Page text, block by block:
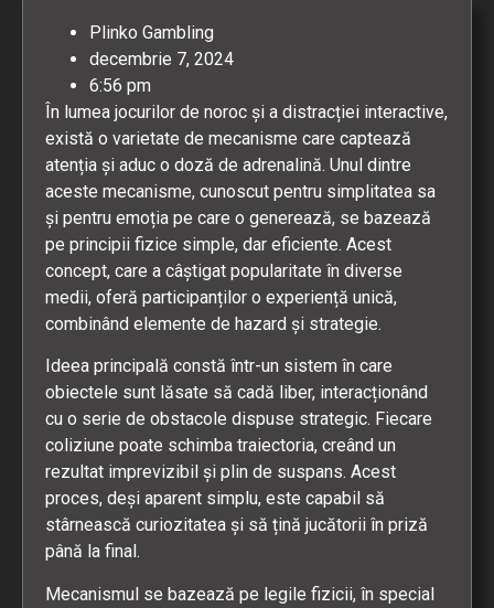
Plinko Gambling
decembrie 7, 2024
6:56 pm
În lumea jocurilor de noroc și a distracției interactive,
există o varietate de mecanisme care captează
atenția și aduc o doză de adrenalină. Unul dintre
aceste mecanisme, cunoscut pentru simplitatea sa
și pentru emoția pe care o generează, se bazează
pe principii fizice simple, dar eficiente. Acest
concept, care a câștigat popularitate în diverse
medii, oferă participanților o experiență unică,
combinând elemente de hazard și strategie.
Ideea principală constă într-un sistem în care
obiectele sunt lăsate să cadă liber, interacționând
cu o serie de obstacole dispuse strategic. Fiecare
coliziune poate schimba traiectoria, creând un
rezultat imprevizibil și plin de suspans. Acest
proces, deși aparent simplu, este capabil să
stârnească curiozitatea și să țină jucătorii în priză
până la final.
Mecanismul se bazează pe legile fizicii, în special